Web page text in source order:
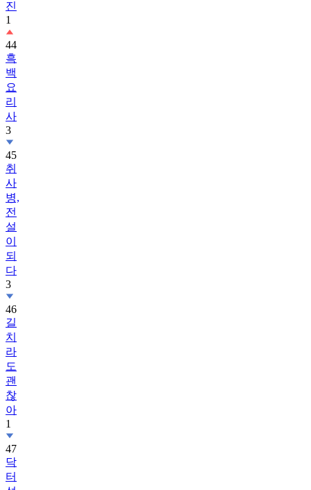
진
1
44
흑
백
요
리
사
3
45
취
사
병,
전
설
이
되
다
3
46
길
치
라
도
괜
찮
아
1
47
닥
터